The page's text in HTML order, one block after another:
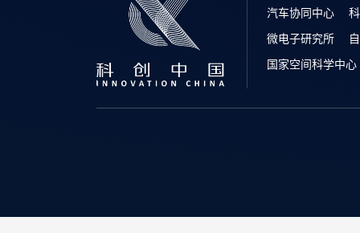
汽车协同中心
微电子研究所
国家空间科学中心